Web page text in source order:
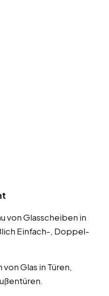
von Glasscheiben in
Einfach-, Doppel-
Glas in Türen,